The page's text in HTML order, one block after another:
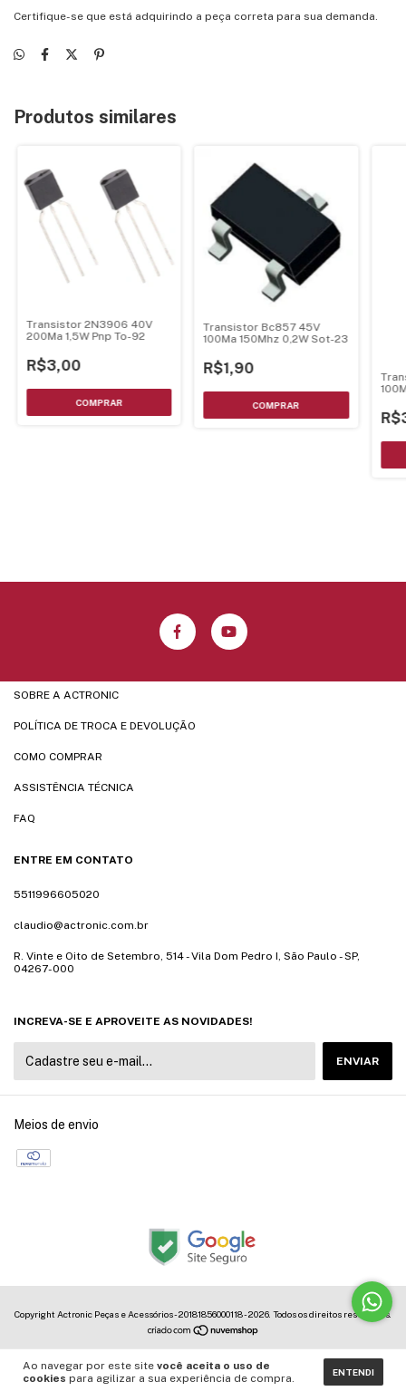
Ao navegar por este site você aceita o uso de
cookies para agilizar a sua experiência de compra. ENTENDI
Certifique-se que está adquirindo a peça correta para sua demanda.
Produtos similares
Transistor 2N3906 40V
200Ma 1,5W Pnp To-92
R$3,00
Transistor Bc857 45V
100Ma 150Mhz 0,2W Sot-23
R$1,90
SOBRE A ACTRONIC
POLÍTICA DE TROCA E DEVOLUÇÃO
COMO COMPRAR
ASSISTÊNCIA TÉCNICA
FAQ
ENTRE EM CONTATO
5511996605020
claudio@actronic.com.br
R. Vinte e Oito de Setembro, 514 - Vila Dom Pedro I, São Paulo - SP,
04267-000
INCREVA-SE E APROVEITE AS NOVIDADES!
Meios de envio
Copyright Actronic Peças e Acessórios - 20181856000118 - 2026. Todos os direitos reservados.